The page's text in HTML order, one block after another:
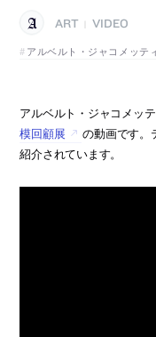
ART
VIDEO
アルベルト・ジャコメッテ
アルベルト・ジャコメッテ
模回顧展
の動画です。
紹介されています。